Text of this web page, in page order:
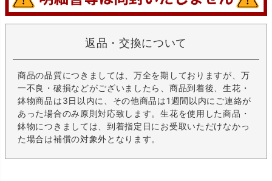
返品・交換について
商品の品質につきましては、万全を期しておりますが、万
一不良・破損などがございましたら、商品到着後、生花・
鉢物商品は3日以内に、その他商品は1週間以内にご連絡が
あった場合のみ原則対応致します。生花を使用した商品・
鉢物につきましては、到着指定日にお受取いただけなかっ
た場合は補償の対象外となります。